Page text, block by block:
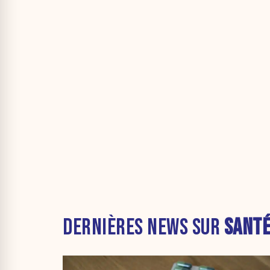
DERNIÈRES NEWS SUR SANTÉ